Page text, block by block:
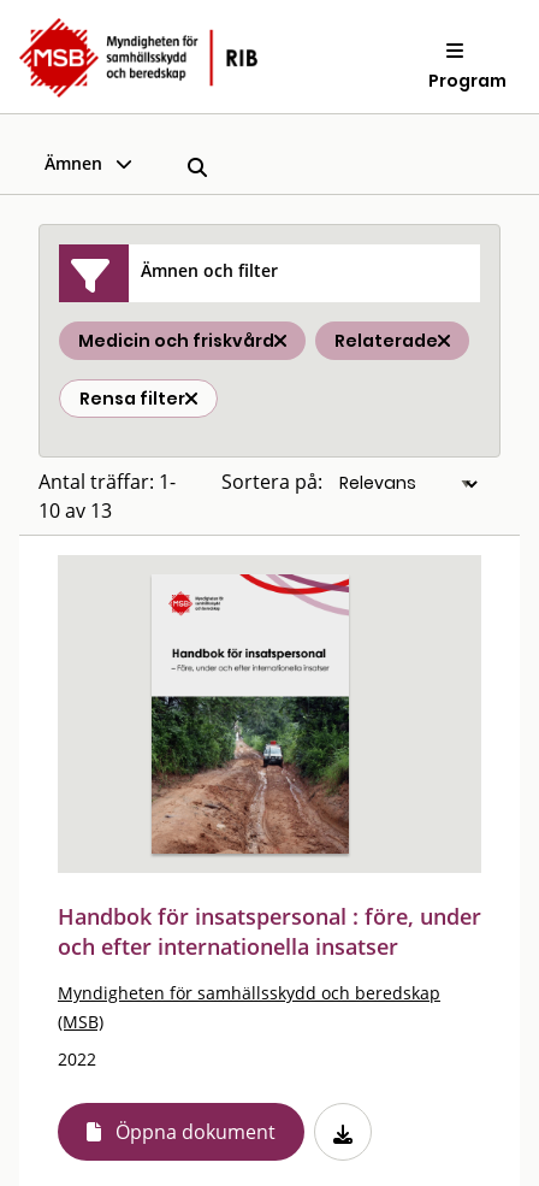
Program
Ämnen
Ämnen och filter
Medicin och friskvård Relaterade
Rensa filter
Antal träffar: 1-
10 av 13
Sortera på:
Handbok för insatspersonal : före, under
och efter internationella insatser
Myndigheten för samhällsskydd och beredskap
(MSB)
2022
Öppna dokument